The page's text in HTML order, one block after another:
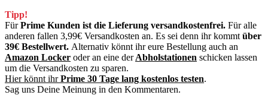
Tipp!
FürPrime Kunden ist die Lieferung versandkostenfrei. Für alle
anderen fallen 3,99€ Versandkosten an. Es sei denn ihr kommt über
39€ Bestellwert. Alternativ könnt ihr eure Bestellung auch an
Amazon Locker oder an eine der Abholstationen schicken lassen
um die Versandkosten zu sparen.
Hier könnt ihrPrime 30 Tage lang kostenlos testen.
Sag uns Deine Meinung in den Kommentaren.